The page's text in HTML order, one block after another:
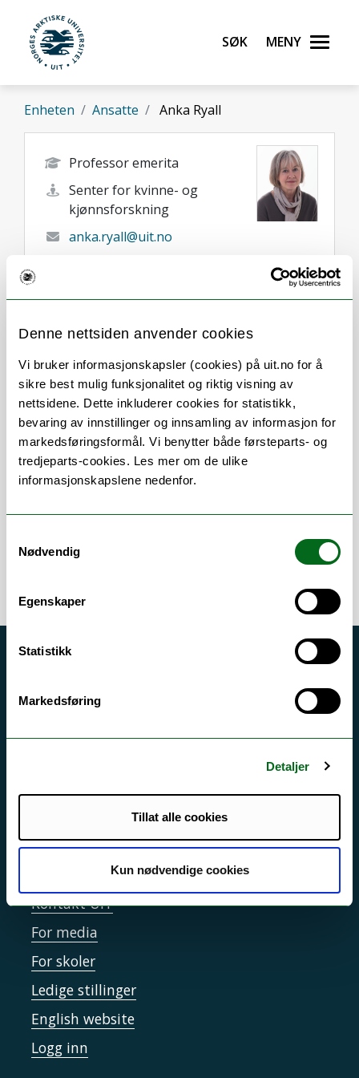
Denne nettsiden anvender cookies
Vi bruker informasjonskapsler (cookies) på uit.no for å
sikre best mulig funksjonalitet og riktig visning av
nettsidene. Dette inkluderer cookies for statistikk,
bevaring av innstillinger og innsamling av informasjon for
markedsføringsformål. Vi benytter både førsteparts- og
tredjeparts-cookies. Les mer om de ulike
informasjonskapslene nedenfor.
Nødvendig
Egenskaper
Statistikk
Markedsføring
Detaljer
Tillat alle cookies
Kun nødvendige cookies
Gå til hovedinnhold
UiT Norges arktiske universitet
Søk Meny
Enheten Ansatte Anka Ryall
Professor emerita
Senter for kvinne- og
kjønnsforskning
anka.ryall@uit.no
Om
Forskning og undervisning
Publikasjoner
Her finner du meg
Si ifra!
Informasjonskapsler
Tilgjengelighetserklæring
Kontakt UiT
For media
For skoler
Ledige stillinger
English website
Logg inn